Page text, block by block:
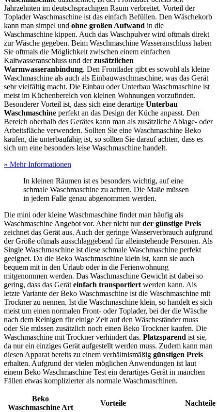
Jahrzehnten im deutschsprachigen Raum verbreitet. Vorteil der
Toplader Waschmaschine ist das einfach Befüllen. Den Wäschekorb
kann man simpel und ohne großen Aufwand in die
Waschmaschine kippen. Auch das Waschpulver wird oftmals direkt
zur Wäsche gegeben. Beim Waschmaschine Wasseranschluss haben
Sie oftmals die Möglichkeit zwischen einem einfachen
Kaltwasseranschluss und derzusätzlichen
Warmwasseranbindung. Den Frontlader gibt es sowohl als kleine
Waschmaschine als auch als Einbauwaschmaschine, was das Gerät
sehr vielfältig macht. Die Einbau oder Unterbau Waschmaschine ist
meist im Küchenbereich von kleinen Wohnungen vorzufinden.
Besonderer Vorteil ist, dass sich eine derartige Unterbau
Waschmaschine perfekt an das Design der Küche anpasst. Den
Bereich oberhalb des Gerätes kann man als zusätzliche Ablage- oder
Arbeitsfläche verwenden. Sollten Sie eine Waschmaschine Beko
kaufen, die unterbaufähig ist, so sollten Sie darauf achten, dass es
sich um eine besonders leise Waschmaschine handelt.
» Mehr Informationen
In kleinen Räumen ist es besonders wichtig, auf eine
schmale Waschmaschine zu achten. Die Maße müssen
in jedem Falle genau abgenommen werden.
Die mini oder kleine Waschmaschine findet man häufig als
Waschmaschine Angebot vor. Aber nicht nurder günstige Preis
zeichnet das Gerät aus. Auch der geringe Wasserverbrauch aufgrund
der Größe oftmals ausschlaggebend für alleinstehende Personen. Als
Single Waschmaschine ist diese schmale Waschmaschine perfekt
geeignet. Da die Beko Waschmaschine klein ist, kann sie auch
bequem mit in den Urlaub oder in die Ferienwohnung
mitgenommen werden. Das Waschmaschine Gewicht ist dabei so
gering, dass das Gerät einfach transportiert werden kann. Als
letzte Variante der Beko Waschmaschine ist die Waschmaschine mit
Trockner zu nennen. Ist die Waschmaschine klein, so handelt es sich
meist um einen normalen Front- oder Toplader, bei der die Wäsche
nach dem Reinigen für einige Zeit auf den Wäscheständer muss
oder Sie müssen zusätzlich noch einen Beko Trockner kaufen. Die
Waschmaschine mit Trockner verhindert das. Platzsparend ist sie,
da nur ein einziges Gerät aufgestellt werden muss. Zudem kann man
diesen Apparat bereits zu einem verhältnismäßig günstigen Preis
erhalten. Aufgrund der vielen möglichen Anwendungen ist laut
einem Beko Waschmaschine Test ein derartiges Gerät in manchen
Fällen etwas komplizierter als normale Waschmaschinen.
Beko
Waschmaschine Art
Vorteile Nachteile